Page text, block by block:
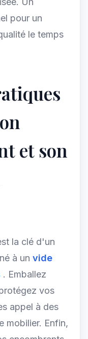
pour un
le temps
et son
la clé d'un
à un vide
. Emballez
vos
appel à des
mobilier. Enfin,